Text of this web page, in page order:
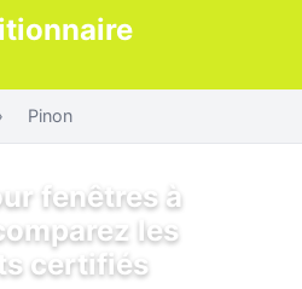
Pinon
fenêtres à
les
certifiés